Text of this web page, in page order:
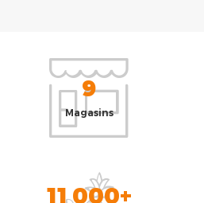
9
Magasins
11 000+